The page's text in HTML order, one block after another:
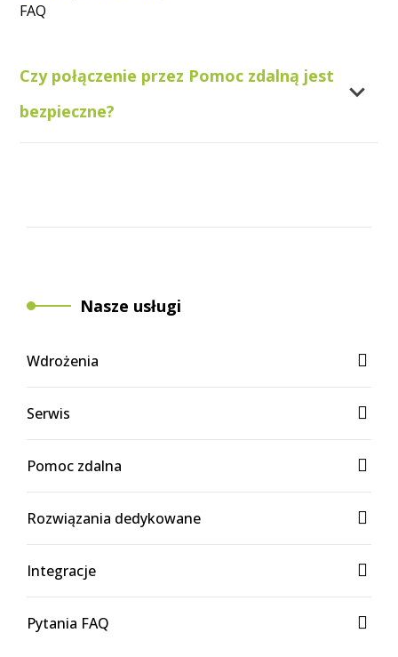
FAQ
Czy połączenie przez Pomoc zdalną jest
bezpieczne?
Nasze usługi
Wdrożenia
Serwis
Pomoc zdalna
Rozwiązania dedykowane
Integracje
Pytania FAQ